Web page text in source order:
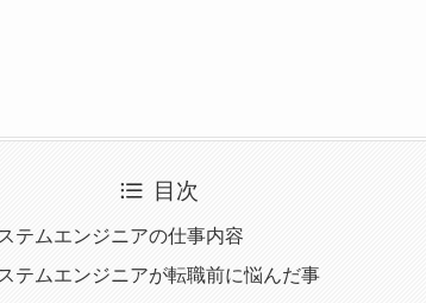
目次
テムエンジニアの仕事内容
テムエンジニアが転職前に悩んだ事